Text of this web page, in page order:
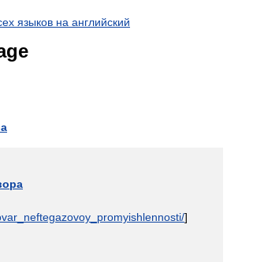
языков на английский
neftegazovoy promyishlennosti/]